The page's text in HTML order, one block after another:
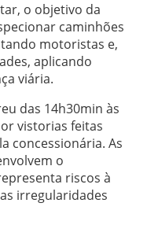
o objetivo da
caminhões
motoristas e,
aplicando
viária.
das 14h30min às
vistorias feitas
concessionária. As
o
riscos à
irregularidades